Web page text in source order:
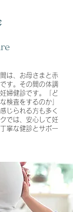
は、お母さまと赤
す。その間の体調
婦健診です。「ど
検査をするのか」
じられる方も多く
では、安心して妊
寧な健診とサポー